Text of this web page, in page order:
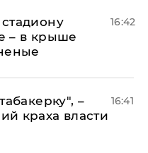
– в крыше
16:42
–
краха власти
16:41